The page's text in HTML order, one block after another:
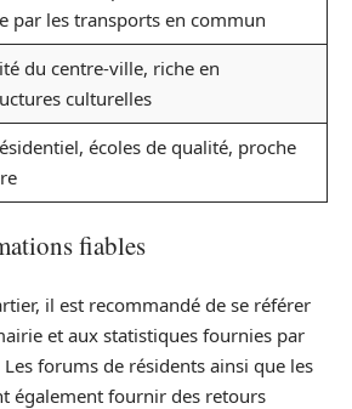
par les transports en commun
du centre-ville, riche en
culturelles
écoles de qualité, proche
fiables
il est recommandé de se référer
et aux statistiques fournies par
Les forums de résidents ainsi que les
également fournir des retours